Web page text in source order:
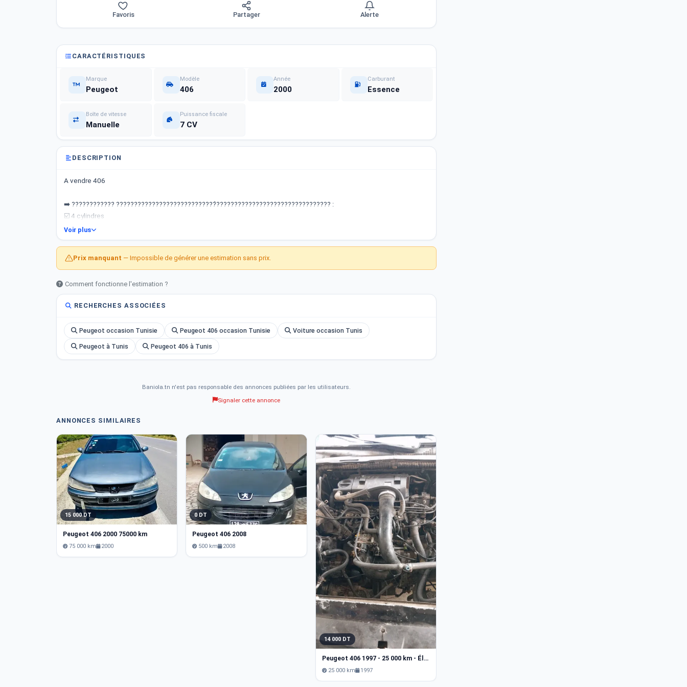
Favoris Partager Alerte
CARACTÉRISTIQUES
Marque
Peugeot
Modèle
406
Année
2000
Carburant
Essence
Boîte de vitesse
Manuelle
Puissance fiscale
7 CV
DESCRIPTION
A vendre 406
➡️ ???????????? ????????????????????????????́???????????????????????????????? :
☑️ 4 cylindres
☑️ Immatriculation : ???????? 95
☑️Puissance fiscale: 7
Parmiere main
☑️Ennergie: essence⛽
☑️ manuel
☑️ salon original
☑️ 4 pneus neufs ????
Numéro : 54 899 044
Voir plus
Prix manquant — Impossible de générer une estimation sans prix.
Comment fonctionne l'estimation ?
RECHERCHES ASSOCIÉES
Peugeot occasion Tunisie Peugeot 406 occasion Tunisie Voiture occasion Tunis
Peugeot à Tunis Peugeot 406 à Tunis
Baniola.tn n'est pas responsable des annonces publiées par les utilisateurs.
Signaler cette annonce
ANNONCES SIMILAIRES
15 000 DT
Peugeot 406 2000 75000 km
75 000 km 2000
0 DT
Peugeot 406 2008
500 km 2008
14 000 DT
Peugeot 406 1997 - 25 000 km - Électrique
25 000 km 1997